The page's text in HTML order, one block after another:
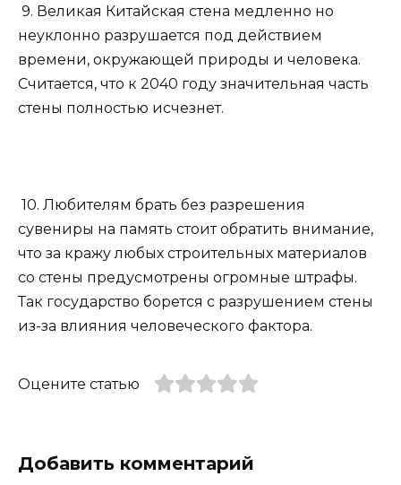
9. Великая Китайская стена медленно но
неуклонно разрушается под действием
времени, окружающей природы и человека.
Считается, что к 2040 году значительная часть
стены полностью исчезнет.
10. Любителям брать без разрешения
сувениры на память стоит обратить внимание,
что за кражу любых строительных материалов
со стены предусмотрены огромные штрафы.
Так государство борется с разрушением стены
из-за влияния человеческого фактора.
Оцените статью
Добавить комментарий